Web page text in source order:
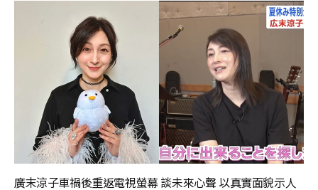
廣末涼子車禍後重返電視螢幕 談未來心聲 以真實面貌示人